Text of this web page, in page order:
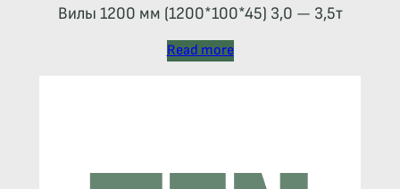
Вилы 1200 мм (1200*100*45) 3,0 — 3,5т
Read more